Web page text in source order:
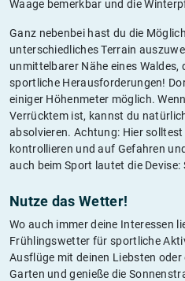
Waage bemerkbar und die
Ganz nebenbei hast du die
unterschiedliches Terrain
unmittelbarer Nähe eines
sportliche Herausforderungen!
einiger Höhenmeter möglich.
Verrücktem ist, kannst du
absolvieren. Achtung: Hier
kontrollieren und auf Gefahren
auch beim Sport lautet die
Nutze das Wetter!
Wo auch immer deine Interessen
Frühlingswetter für sportliche
Ausflüge mit deinen Liebsten
Garten und genieße die